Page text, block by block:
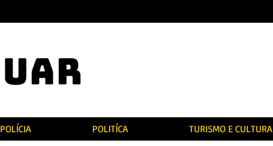
POLÍCIA POLITÍCA TURISMO E CULTURA